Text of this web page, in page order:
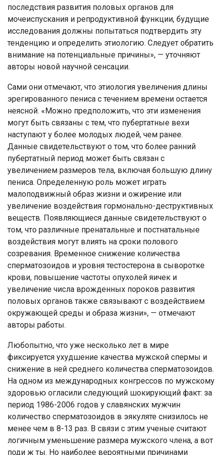
последствия развития половых органов для
мочеиспускания и репродуктивной функции, будущие
исследования должны попытаться подтвердить эту
тенденцию и определить этиологию. Следует обратить
внимание на потенциальные причины», — уточняют
авторы новой научной сенсации.
Сами они отмечают, что этиология увеличения длины
эрегированного пениса с течением времени остается
неясной. «Можно предположить, что эти изменения
могут быть связаны с тем, что пубертатные вехи
наступают у более молодых людей, чем ранее.
Данные свидетельствуют о том, что более ранний
пубертатный период может быть связан с
увеличением размеров тела, включая большую длину
пениса. Определенную роль может играть
малоподвижный образ жизни и ожирение или
увеличение воздействия гормонально-деструктивных
веществ. Появляющиеся данные свидетельствуют о
том, что различные пренатальные и постнатальные
воздействия могут влиять на сроки полового
созревания. Временное снижение количества
сперматозоидов и уровня тестостерона в сыворотке
крови, повышение частоты опухолей яичек и
увеличение числа врожденных пороков развития
половых органов также связывают с воздействием
окружающей среды и образа жизни», — отмечают
авторы работы.
Любопытно, что уже несколько лет в мире
фиксируется ухудшение качества мужской спермы и
снижение в ней среднего количества сперматозоидов.
На одном из международных конгрессов по мужскому
здоровью огласили следующий шокирующий факт: за
период 1986-2006 годов у славянских мужчин
количество сперматозоидов в эякуляте снизилось не
менее чем в 8-13 раз. В связи с этим ученые считают
логичным уменьшение размера мужского члена, а вот
поди ж ты. Но наиболее вероятными причинами